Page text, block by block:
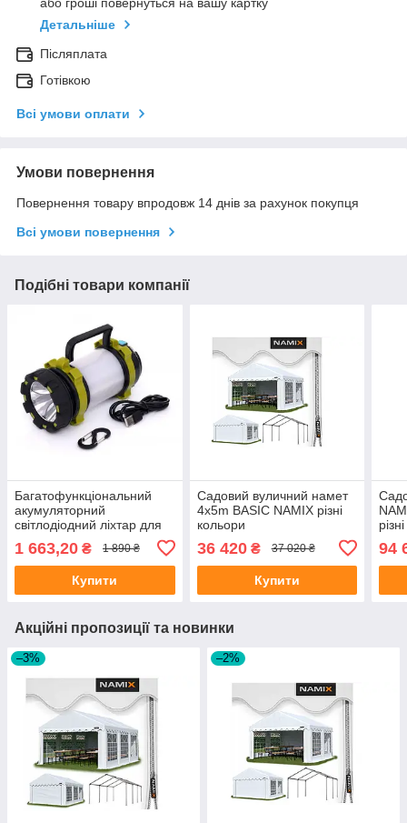
Детальніше
Післяплата
Готівкою
Всі умови оплати
Умови повернення
Повернення товару впродовж 14 днів за рахунок покупця
Всі умови повернення
Подібні товари компанії
Багатофункціональний
акумуляторний
світлодіодний ліхтар для
кемпінгу 3000mAh 1000 lm
з функцією павербанка
1 663,20 ₴ 1 890 ₴
Купити
Садовий вуличний намет
4x5m BASIC NAMIX різні
кольори
36 420₴ 37 020 ₴
Купити
94
Акційні пропозиції та новинки
–3% –2%